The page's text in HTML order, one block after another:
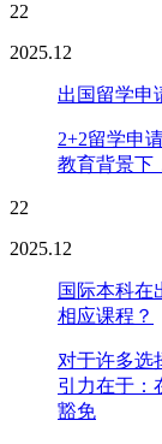
22
2025.12
出国留学申
2+2留学申
教育背景下
22
2025.12
国际本科在
相应课程？
对于许多选
引力在于：
豁免